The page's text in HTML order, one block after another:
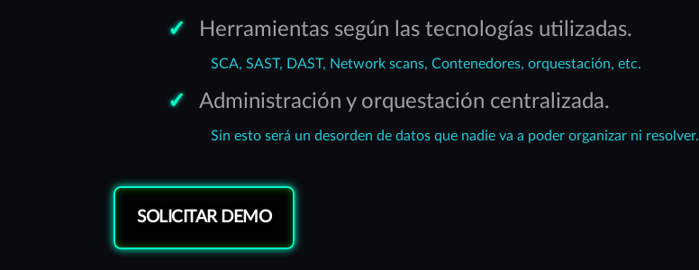
Herramientas según las tecnologías utilizadas.
SCA, SAST, DAST, Network scans, Contenedores, orquestación, etc.
Administración y orquestación centralizada.
Sin esto será un desorden de datos que nadie va a poder organizar ni resolver.
SOLICITAR DEMO